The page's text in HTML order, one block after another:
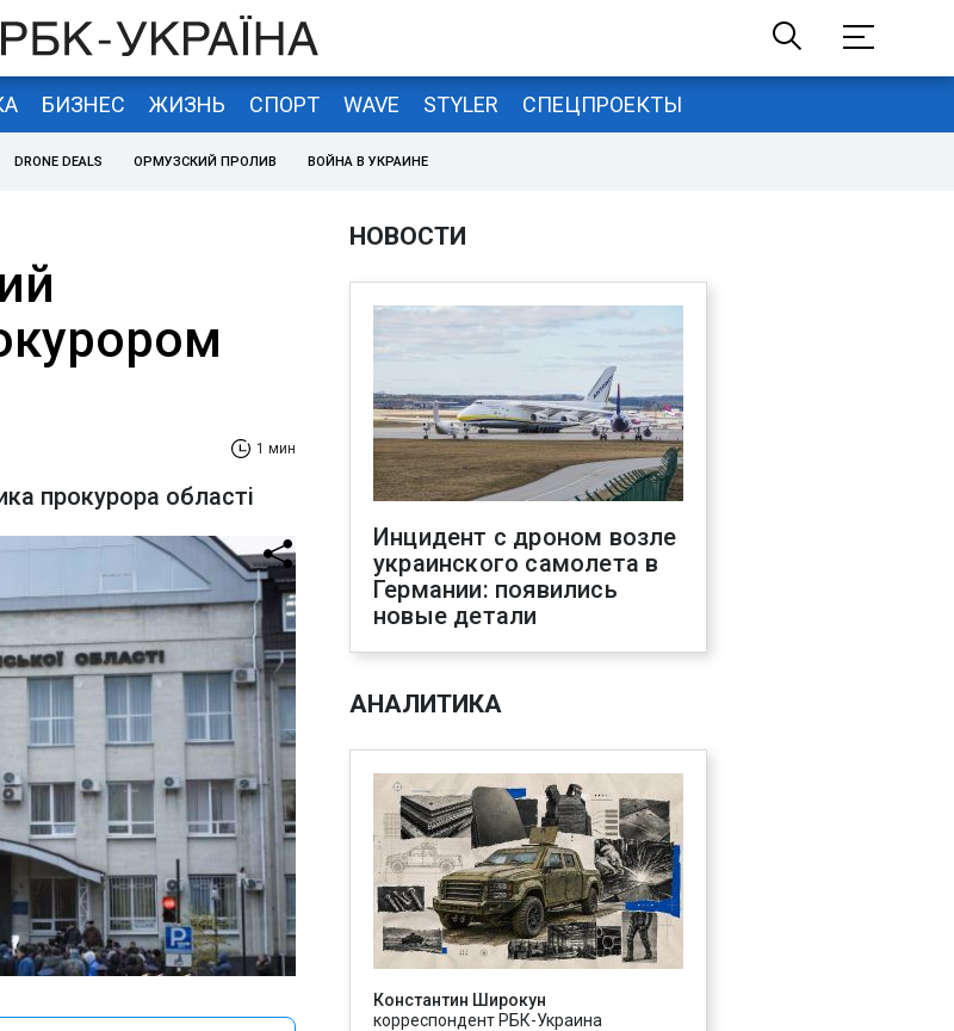
БИЗНЕС ЖИЗНЬ СПОРТ WAVE STYLER СПЕЦПРОЕКТЫ
DRONE DEALS ОРМУЗСКИЙ ПРОЛИВ ВОЙНА В УКРАИНЕ
1 мин
прокурора області
НОВОСТИ
Инцидент с дроном возле
украинского самолета в
Германии: появились
новые детали
АНАЛИТИКА
Константин Широкун
корреспондент РБК-Украина